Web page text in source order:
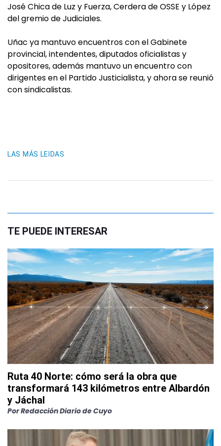
José Chica de Luz y Fuerza, Cerdera de OSSE y López
del gremio de Judiciales.
Uñac ya mantuvo encuentros con el Gabinete
provincial, intendentes, diputados oficialistas y
opositores, además mantuvo un encuentro con
dirigentes en el Partido Justicialista, y ahora se reunió
con sindicalistas.
LAS MÁS LEIDAS
TE PUEDE INTERESAR
Ruta 40 Norte: cómo será la obra que
transformará 143 kilómetros entre Albardón
y Jáchal
PorRedacción Diario de Cuyo